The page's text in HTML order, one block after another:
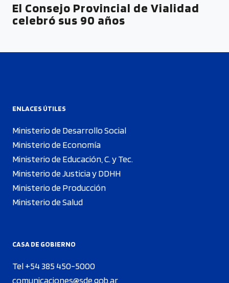
El Consejo Provincial de Vialidad
celebró sus 90 años
ENLACES ÚTILES
Ministerio de Desarrollo Social
Ministerio de Economía
Ministerio de Educación, C. y Tec.
Ministerio de Justicia y DDHH
Ministerio de Producción
Ministerio de Salud
CASA DE GOBIERNO
Tel +54 385 450-5000
comunicaciones@sde.gob.ar